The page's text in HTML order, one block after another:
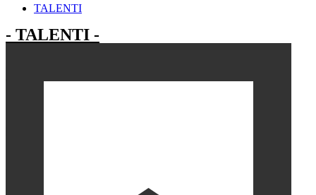
TALENTI
- TALENTI -